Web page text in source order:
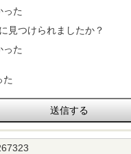
った
見つけられましたか？
った
た